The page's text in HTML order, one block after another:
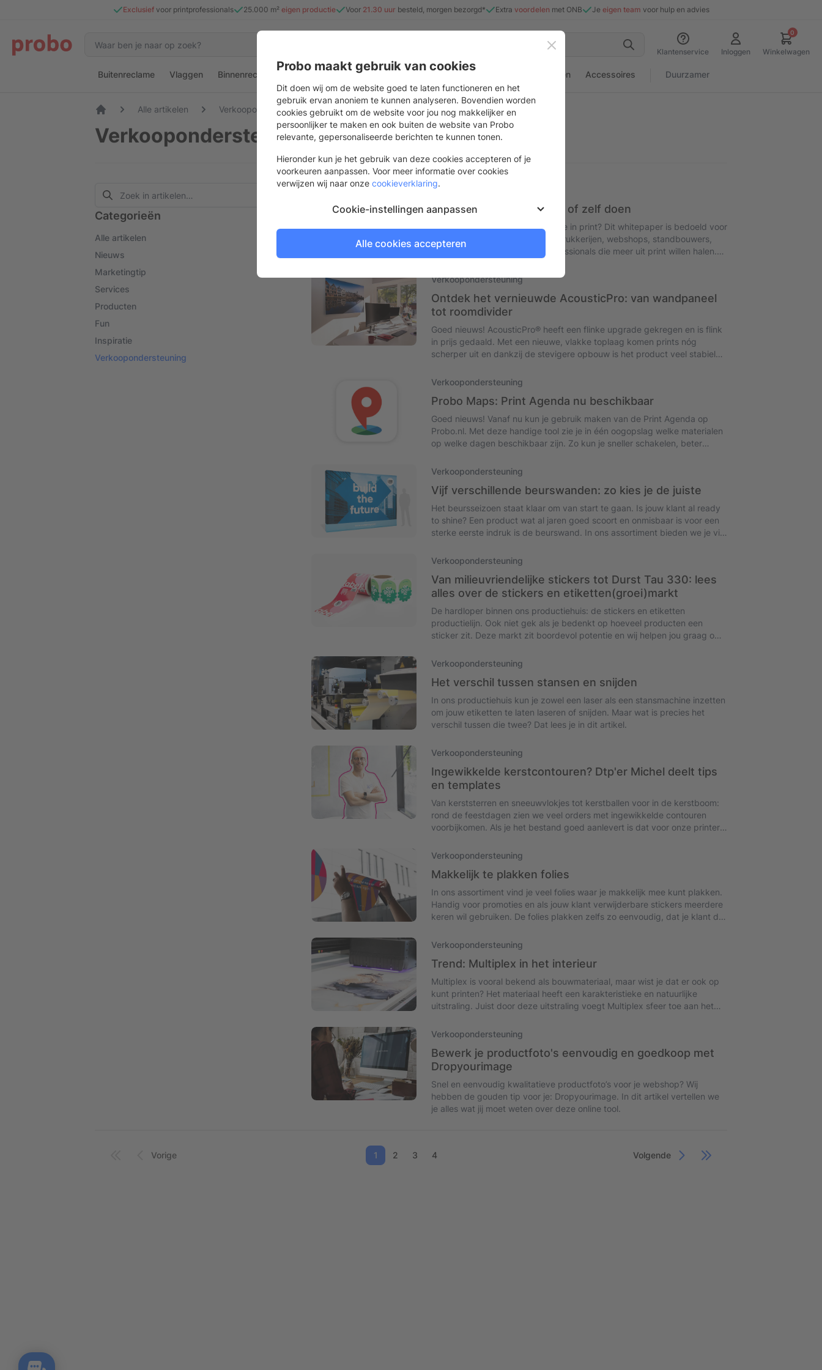
Exclusief voor printprofessionals 25.000 m² eigen productie Voor21.30 uur besteld, morgen bezorgd* Extra voordelen met ONB Je eigen team voor hulp en advies
Klantenservice
0
Winkelwagen
Inloggen
Buitenreclame Vlaggen Binnenreclame Beurs & evenement Interieur Stickers & drukwerk Materialen Accessoires Duurzamer
Alle artikelen Verkoopondersteuning
Verkoopondersteuning
Categorieën
Alle artikelen
Nieuws
Marketingtip
Services
Producten
Fun
Inspiratie
Verkoopondersteuning
Verkoopondersteuning
Whitepaper: Uitbesteden of zelf doen
Waar zit vandaag nog écht marge in print? Dit whitepaper is bedoeld voor
signmakers, (reclame)bureaus, drukkerijen, webshops, standbouwers,
interieurbouwers en andere professionals die meer uit print willen halen.
worden onderschat en hoe slim uitbesteden kan uitgroeien tot een
krachtige motor voor meer rendement, flexibiliteit en duurzame groei. De
grootste winst zit vaak niet in harder werken, maar in slimmer
organiseren. Ontdek hoe in het volledige whitepaper.
Verkoopondersteuning
Ontdek het vernieuwde AcousticPro: van wandpaneel
tot roomdivider
Goed nieuws! AcousticPro® heeft een flinke upgrade gekregen en is flink
in prijs gedaald. Met een nieuwe, vlakke toplaag komen prints nóg
scherper uit en dankzij de stevigere opbouw is het product veel stabieler
alleen een oplossing voor slechte akoestiek, maar ook een product dat
qua look en kwaliteit flink is verbeterd. Met het montagegemak en de
scherpe lage prijzen, die kan oplopen tot maar liefst 50%, ben je met
Acoustic Pro®voordeliger uit dan bijvoorbeeld met een textielframe.
Verkoopondersteuning
Probo Maps: Print Agenda nu beschikbaar
Goed nieuws! Vanaf nu kun je gebruik maken van de Print Agenda op
Probo.nl. Met deze handige tool zie je in één oogopslag welke materialen
op welke dagen beschikbaar zijn. Zo kun je sneller schakelen, beter
én direct actie ondernemen bij eventuele fouten.
Verkoopondersteuning
Vijf verschillende beurswanden: zo kies je de juiste
Het beursseizoen staat klaar om van start te gaan. Is jouw klant al ready
to shine? Een product wat al jaren goed scoort en onmisbaar is voor een
sterke eerste indruk is de beurswand. In ons assortiment bieden we je vijf
zipperwand en het beursframe. In dit artikel lees je er alles over zodat jij
de juiste kiest voor jouw klant.
Verkoopondersteuning
Van milieuvriendelijke stickers tot Durst Tau 330: lees
alles over de stickers en etiketten(groei)markt
De hardloper binnen ons productiehuis: de stickers en etiketten
productielijn. Ook niet gek als je bedenkt op hoeveel producten een
sticker zit. Deze markt zit boordevol potentie en wij helpen jou graag om
Verkoopondersteuning
Het verschil tussen stansen en snijden
In ons productiehuis kun je zowel een laser als een stansmachine inzetten
om jouw etiketten te laten laseren of snijden. Maar wat is precies het
verschil tussen die twee? Dat lees je in dit artikel.
Verkoopondersteuning
Ingewikkelde kerstcontouren? Dtp'er Michel deelt tips
en templates
Van kerststerren en sneeuwvlokjes tot kerstballen voor in de kerstboom:
rond de feestdagen zien we veel orders met ingewikkelde contouren
voorbijkomen. Als je het bestand goed aanlevert is dat voor onze printers
Michel zet het voor je op een rij, zodat jij je klanten blij maakt met
perfecte printproducten.
Verkoopondersteuning
Makkelijk te plakken folies
In ons assortiment vind je veel folies waar je makkelijk mee kunt plakken.
Handig voor promoties en als jouw klant verwijderbare stickers meerdere
keren wil gebruiken. De folies plakken zelfs zo eenvoudig, dat je klant dit
zetten de opties en bijzonderheden graag voor je op een rij.
Verkoopondersteuning
Trend: Multiplex in het interieur
Multiplex is vooral bekend als bouwmateriaal, maar wist je dat er ook op
kunt printen? Het materiaal heeft een karakteristieke en natuurlijke
uitstraling. Juist door deze uitstraling voegt Multiplex sfeer toe aan het
vind je in dit artikel.
Verkoopondersteuning
Bewerk je productfoto's eenvoudig en goedkoop met
Dropyourimage
Snel en eenvoudig kwalitatieve productfoto’s voor je webshop? Wij
hebben de gouden tip voor je: Dropyourimage. In dit artikel vertellen we
je alles wat jij moet weten over deze online tool.
Vorige 1 2 3 4 Volgende
Sluiten
Probo maakt gebruik van cookies
Dit doen wij om de website goed te laten functioneren en het
gebruik ervan anoniem te kunnen analyseren. Bovendien worden
cookies gebruikt om de website voor jou nog makkelijker en
persoonlijker te maken en ook buiten de website van Probo
relevante, gepersonaliseerde berichten te kunnen tonen.
Hieronder kun je het gebruik van deze cookies accepteren of je
voorkeuren aanpassen. Voor meer informatie over cookies
verwijzen wij naar onze cookieverklaring.
Cookie-instellingen aanpassen
Alle cookies accepteren